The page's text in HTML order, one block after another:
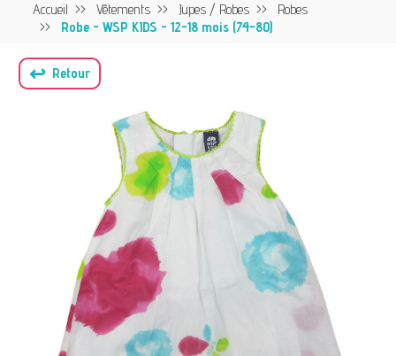
Accueil Vêtements Jupes / Robes
Robes
Robe - WSP KIDS - 12-18 mois (74-80)
↩ Retour